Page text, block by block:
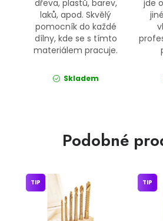
dřeva, plastů, barev,
laků, apod. Skvělý
pomocník do každé
dílny, kde se s tímto
materiálem pracuje.
Skladem
jde
Podobné
TIP TIP